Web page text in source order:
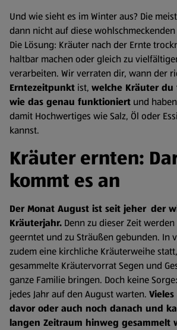
Und wie sieht es im Winter aus? Die
dann nicht auf diese
Die Lösung: Kräuter nach der Ernte
haltbar machen oder gleich zu
verarbeiten. Wir verraten dir, wann der
Erntezeitpunkt ist, welche Kräuter
wie das genau funktioniert und
damit Hochwertiges wie Salz, Öl oder
kannst.
Kräuter ernten:
kommt es an
Der Monat August ist seit jeher der
Kräuterjahr. Denn zu dieser Zeit
geerntet und zu Sträußen gebunden. In
zudem eine kirchliche Kräuterweihe
gesammelte Kräutervorrat Segen und
ganze Familie bringen. Doch keine
jedes Jahr auf den August warten.
davor oder auch noch danach und
langen Zeitraum hinweg gesammelt